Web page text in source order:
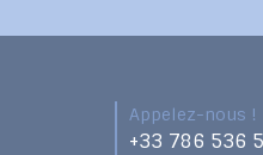
Appelez-nous !
+33 786 536